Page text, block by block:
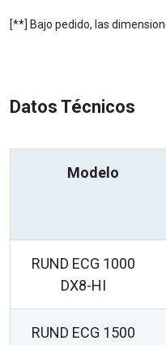
[**] Bajo pedido, las
Datos Técnicos
Modelo
RUND ECG 1000
DX8-HI
RUND ECG 1500